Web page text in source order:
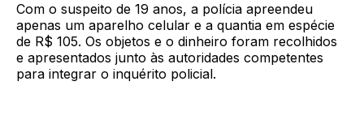
Com o suspeito de 19 anos, a polícia apreendeu
apenas um aparelho celular e a quantia em espécie
de R$ 105. Os objetos e o dinheiro foram recolhidos
e apresentados junto às autoridades competentes
para integrar o inquérito policial.